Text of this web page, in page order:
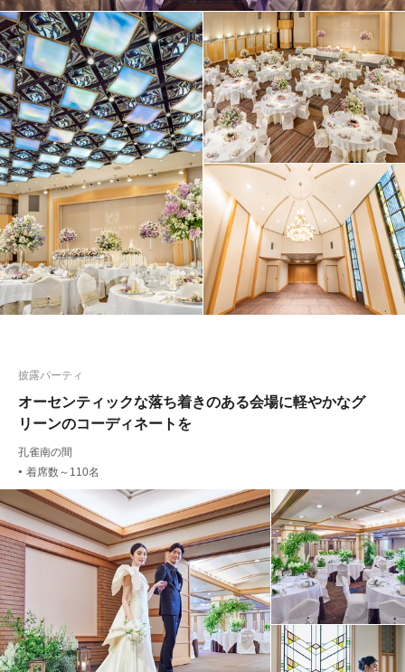
オーセンティックな落ち着きのある会場に軽やかなグ
リーンのコーディネートを
披露パーティ
孔雀南の間
● 着席数～110名